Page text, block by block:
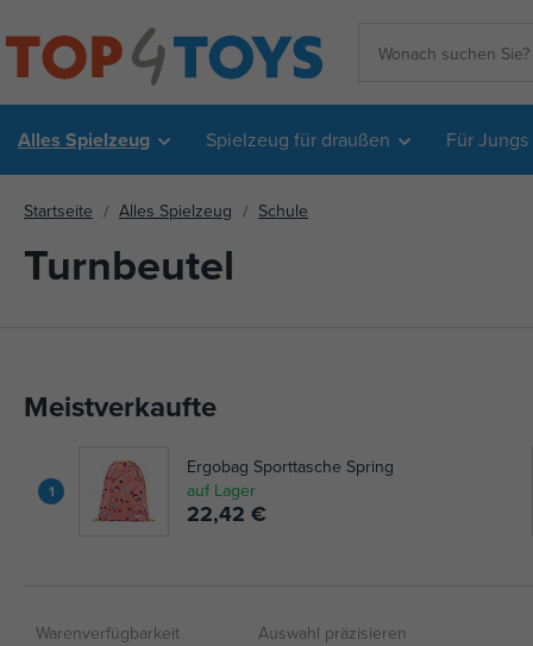
Alles Spielzeug Spielzeug für draußen Für Jungs
Startseite Alles Spielzeug Schule
Turnbeutel
Meistverkaufte
1
Ergobag Sporttasche Spring
auf Lager
22,42 €
Warenverfügbarkeit Auswahl präzisieren